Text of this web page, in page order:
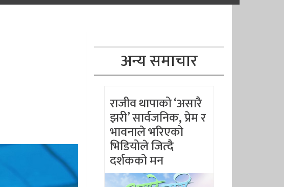
अन्य समाचार
राजीव थापाको ‘असारै
झरी’ सार्वजनिक, प्रेम र
भावनाले भरिएको
भिडियोले जित्दै
दर्शकको मन